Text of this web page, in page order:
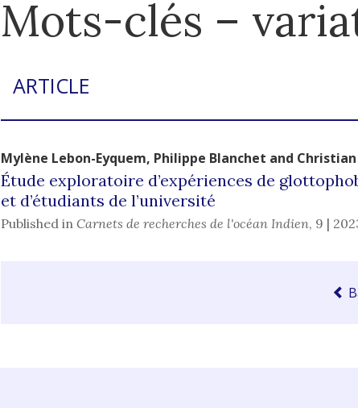
Mots-clés –
ARTICLE
Mylène Lebon-Eyquem, Philippe Blanchet and Christian
Étude exploratoire d’expériences de
et d’étudiants de l’université
Published in Carnets de recherches de l'océan Indien, 9 |